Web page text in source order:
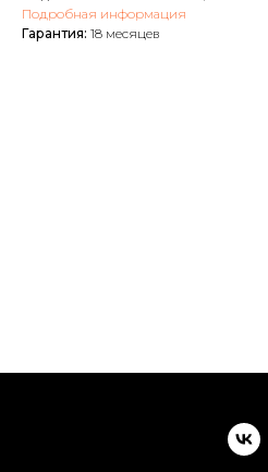
Подробная информация
Гарантия: 18 месяцев